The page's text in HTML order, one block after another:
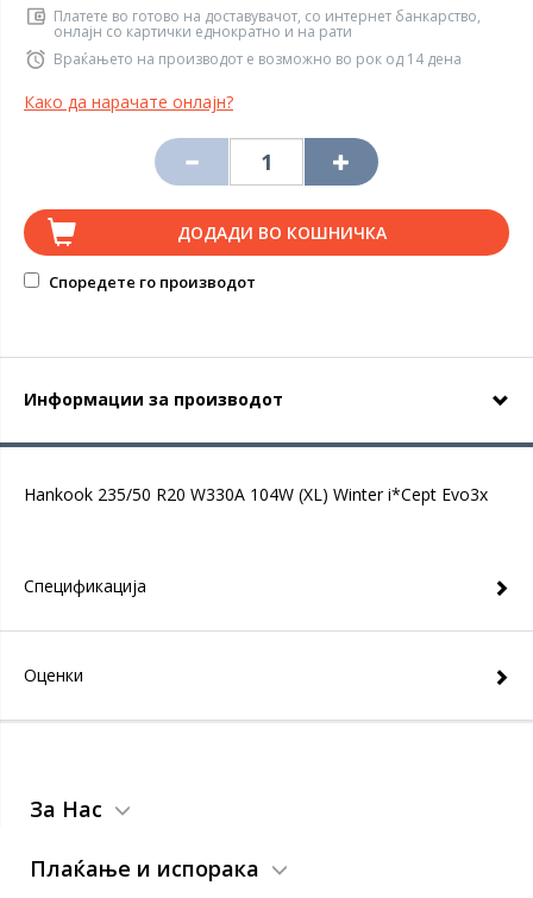
Платете во готово на доставувачот, со интернет банкарство,
онлајн со картички еднократно и на рати
Враќањето на производот е возможно во рок од 14 дена
Како да нарачате онлајн?
ДОДАДИ ВО КОШНИЧКА
Споредете го производот
Информации за производот
Hankook 235/50 R20 W330A 104W (XL) Winter i*Cept Evo3x
Спецификација
Оценки
За Нас
Плаќање и испорака